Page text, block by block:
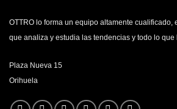
OTTRO lo forma un equipo altamente cualificado,
que analiza y estudia las tendencias y todo lo que
Plaza Nueva 15
Orihuela